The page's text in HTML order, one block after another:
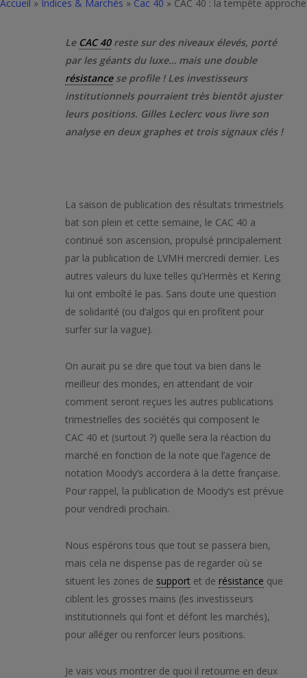
Accueil » Indices & Marchés » Cac 40 » CAC 40 : la tempête approche
Le CAC 40reste sur des niveaux élevés, porté
par les géants du luxe… mais une double
résistancese profile ! Les investisseurs
institutionnels pourraient très bientôt ajuster
leurs positions. Gilles Leclerc vous livre son
analyse en deux graphes et trois signaux clés !
La saison de publication des résultats trimestriels
bat son plein et cette semaine, le CAC 40 a
continué son ascension, propulsé principalement
par la publication de LVMH mercredi dernier. Les
autres valeurs du luxe telles qu’Hermès et Kering
lui ont emboîté le pas. Sans doute une question
de solidarité (ou d’algos qui en profitent pour
surfer sur la vague).
On aurait pu se dire que tout va bien dans le
meilleur des mondes, en attendant de voir
comment seront reçues les autres publications
trimestrielles des sociétés qui composent le
CAC 40 et (surtout ?) quelle sera la réaction du
marché en fonction de la note que l’agence de
notation Moody’s accordera à la dette française.
Pour rappel, la publication de Moody’s est prévue
pour vendredi prochain.
Nous espérons tous que tout se passera bien,
mais cela ne dispense pas de regarder où se
situent les zones de support et de résistance que
ciblent les grosses mains (les investisseurs
institutionnels qui font et défont les marchés),
pour alléger ou renforcer leurs positions.
Je vais vous montrer de quoi il retourne en deux